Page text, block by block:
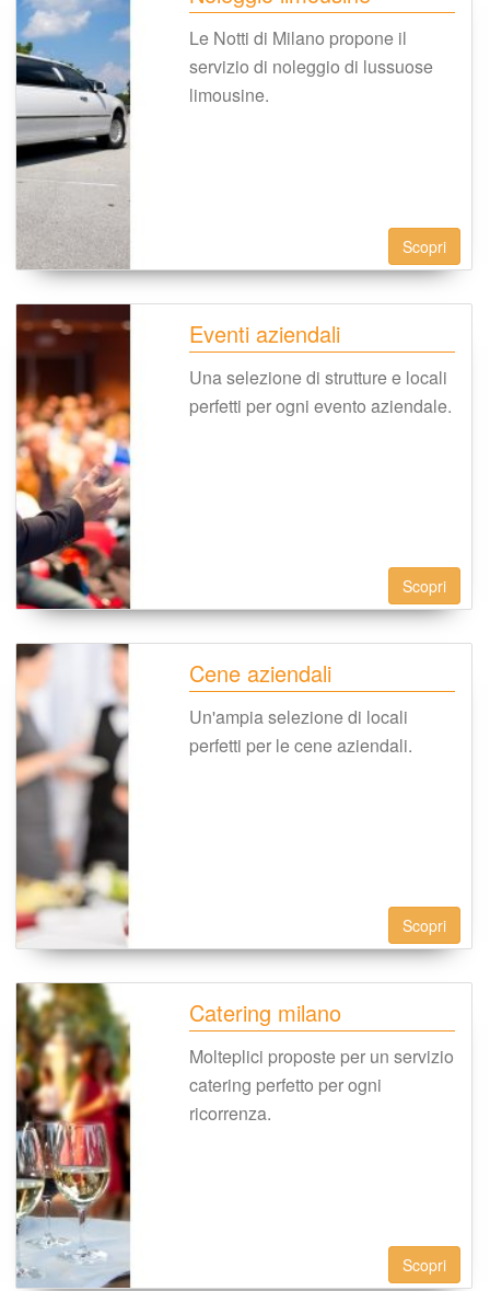
Le Notti di Milano propone il
ervizio di noleggio di lussuose
limousine.
Scopri
Eventi aziendali
Una selezione di strutture e locali
perfetti per ogni evento aziendale.
Scopri
Cene aziendali
Un'ampia selezione di locali
perfetti per le cene aziendali.
Scopri
Catering milano
Molteplici proposte per un servizio
catering perfetto per ogni
ricorrenza.
Scopri